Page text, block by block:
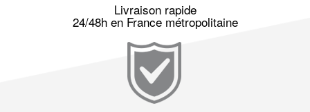
Livraison rapide
24/48h en France métropolitaine